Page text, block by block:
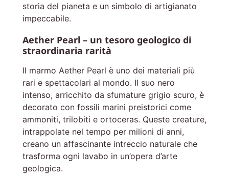
storia del pianeta e un simbolo di artigianato
impeccabile.
Aether Pearl – un tesoro geologico di
straordinaria rarità
Il marmo Aether Pearl è uno dei materiali più
rari e spettacolari al mondo. Il suo nero
intenso, arricchito da sfumature grigio scuro, è
decorato con fossili marini preistorici come
ammoniti, trilobiti e ortoceras. Queste creature,
intrappolate nel tempo per milioni di anni,
creano un affascinante intreccio naturale che
trasforma ogni lavabo in un’opera d’arte
geologica.